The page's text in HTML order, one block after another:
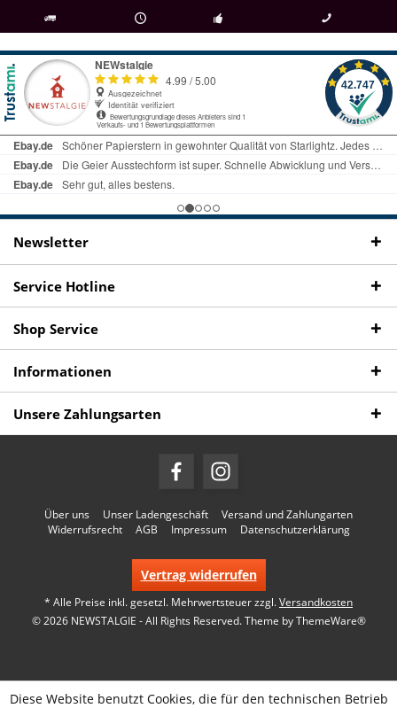
ab € 69 Bestellwert seit 98 Jahren Fachgeschäft + telefonisch erreichbar
09497 1511
Newsletter
Service Hotline
Shop Service
Informationen
Unsere Zahlungsarten
Über uns Unser Ladengeschäft
Versand und Zahlungarten
Widerrufsrecht
AGB Impressum Datenschutzerklärung
Vertrag widerrufen
* Alle Preise inkl. gesetzl. Mehrwertsteuer zzgl.Versandkosten
© 2026 NEWSTALGIE - All Rights Reserved. Theme byThemeWare®
Diese Website benutzt Cookies, die für den technischen Betrieb